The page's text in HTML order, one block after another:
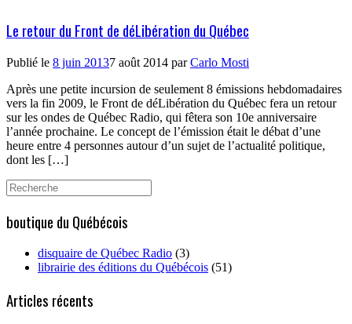
Le retour du Front de déLibération du Québec
Publié le 8 juin 20137 août 2014 parCarlo Mosti
Après une petite incursion de seulement 8 émissions hebdomadaires
vers la fin 2009, le Front de déLibération du Québec fera un retour
sur les ondes de Québec Radio, qui fêtera son 10e anniversaire
l’année prochaine. Le concept de l’émission était le débat d’une
heure entre 4 personnes autour d’un sujet de l’actualité politique,
dont les […]
Search
for:
boutique du Québécois
disquaire de Québec Radio (3)
librairie des éditions du Québécois (51)
Articles récents